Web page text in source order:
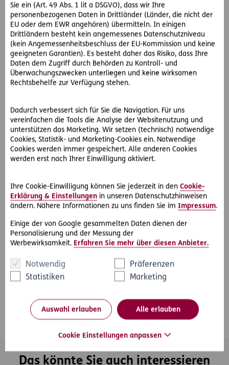
Sie ein (Art. 49 Abs. 1 lit a DSGVO), dass wir Ihre
personenbezogenen Daten in Drittländer (Länder, die nicht der
EU oder dem EWR angehören) übermitteln. In einigen
Drittländern besteht kein angemessenes Datenschutzniveau
(kein Angemessenheitsbeschluss der EU-Kommission und keine
geeigneten Garantien). Es besteht daher das Risiko, dass Ihre
Daten dem Zugriff durch Behörden zu Kontroll- und
Überwachungszwecken unterliegen und keine wirksamen
Rechtsbehelfe zur Verfügung stehen.
Dadurch verbessert sich für Sie die Navigation. Für uns
vereinfachen die Tools die Analyse der Websitenutzung und
unterstützen das Marketing. Wir setzen (technisch) notwendige
Cookies, Statistik- und Marketing-Cookies ein. Notwendige
Cookies werden immer gespeichert. Alle anderen Cookies
werden erst nach Ihrer Einwilligung aktiviert.
Ihre Cookie-Einwilligung können Sie jederzeit in den Cookie-
Erklärung & Einstellungen in unseren Datenschutzhinweisen
ändern. Nähere Informationen zu uns finden Sie im Impressum.
Einige der von Google gesammelten Daten dienen der
Personalisierung und der Messung der
Werbewirksamkeit. Erfahren Sie mehr über diesen Anbieter.
Notwendig
Präferenzen
Statistiken
Marketing
Auswahl erlauben Alle erlauben
Cookie Einstellungen anpassen
„Die Ausbildung bei ERGO ist äußerst interessant! Am
besten fand ich den Mix aus e-Learning, Gruppenarbeiten
und Vorträgen – denn es war alles dabei, um mich perfekt
auf meinen Job im Außendienst vorzubereiten“, so Fabian.
Durchstarten mit der ERGO Versicherung!
ERGO sucht österreichweit verkaufsstarke und
Versicherungsexperten, um die starke Marktposition weiter
auszubauen. Versicherungsprofis und Branchen-Neulinge
sind willkommen! Warum ist bei Fabian die Wahl auf ERGO
gefallen? „Ich schätze das selbstständige Arbeiten, den
sicheren Arbeitsplatz mit guten Aufstiegsmöglichkeiten
und das angenehme Arbeitsklima. Mir gefällt außerdem
kann ich mich gut mit den Unternehmenswerten
identifizieren“, sagt Fabian abschließend.
eintauchen und als Versicherungsprofi oder Branchen-
Neuling bei ERGO starten? Dann freuen wir uns auf Ihre
#Karriere #Job
Das könnte Sie auch interessieren